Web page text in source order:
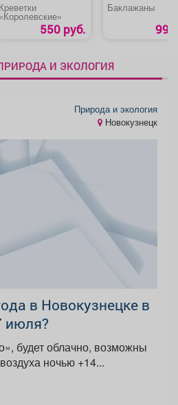
Креветки
«Королевские»
550 руб.
Баклажаны
99
И ЭКОЛОГИЯ
Природа и экология
Новокузнецк
в Новокузнецке в
июля?
осадки, температура воздуха ночью +14...